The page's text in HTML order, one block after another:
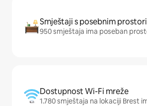
Smještaji s posebnim
950 smještaja ima poseban
Dostupnost Wi-Fi mreže
1.780 smještaja na lokaciji Brest